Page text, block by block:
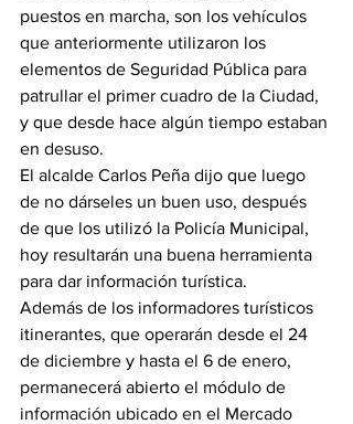
puestos en marcha, son los vehículos
que anteriormente utilizaron los
elementos de Seguridad Pública para
patrullar el primer cuadro de la Ciudad,
y que desde hace algún tiempo estaban
en desuso.
El alcalde Carlos Peña dijo que luego
de no dárseles un buen uso, después
de que los utilizó la Policía Municipal,
hoy resultarán una buena herramienta
para dar información turística.
Además de los informadores turísticos
itinerantes, que operarán desde el 24
de diciembre y hasta el 6 de enero,
permanecerá abierto el módulo de
información ubicado en el Mercado